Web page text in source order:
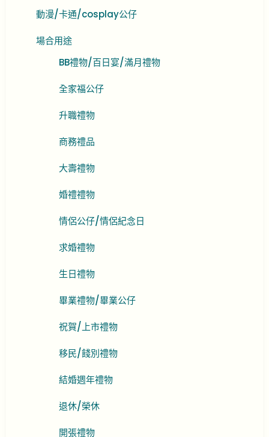
動漫/卡通/cosplay公仔
場合用途
BB禮物/百日宴/滿月禮物
全家福公仔
升職禮物
商務禮品
大壽禮物
婚禮禮物
情侶公仔/情侶紀念日
求婚禮物
生日禮物
畢業禮物/畢業公仔
祝賀/上市禮物
移民/餞別禮物
結婚週年禮物
退休/榮休
開張禮物